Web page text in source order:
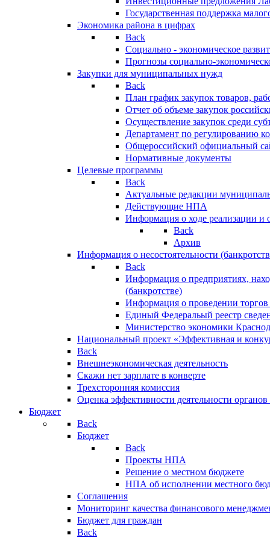
Государственная поддержка
Экономика района в цифрах
Back
Социально - экономическое
Прогнозы социально-
Закупки для муниципальных нужд
Back
План график закупок товаров,
Отчет об объеме закупок
Осуществление закупок среди
Департамент по регулированию
Общероссийский официальный
Нормативные документы
Целевые программы
Back
Актуальные редакции
Действующие НПА
Информация о ходе реализации
Back
Архив
Информация о несостоятельности
Back
Информация о предприятиях,
(банкротстве)
Информация о проведении
Единый Федеральый реестр
Министерство экономики
Национальный проект «Эффективная и
Back
Внешнеэкономическая деятельность
Скажи нет зарплате в конверте
Трехсторонняя комиссия
Оценка эффективности деятельности
Бюджет
Back
Бюджет
Back
Проекты НПА
Решение о местном бюджете
НПА об исполнении местного
Соглашения
Мониторинг качества финансового
Бюджет для граждан
Back